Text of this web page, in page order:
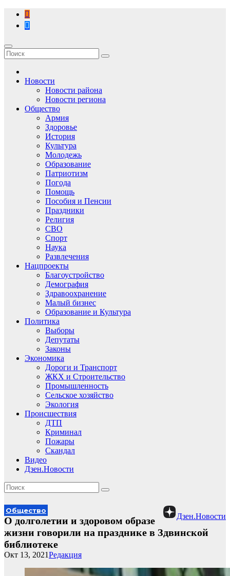
Перейти
содержимому
Новости
Новости района
Новости региона
Общество
Армия
Здоровье
История
Культура
Молодежь
Образование
Патриотизм
Погода
Помощь
Пособия и Пенсии
Праздники
Религия
СВО
Спорт
Наука
Развлечения
Нацпроекты
Благоустройство
Демография
Здравоохранение
Малый бизнес
Образование и Культура
Политика
Выборы
Депутаты
Законы
Экономика
Дороги и Транспорт
ЖКХ и Строительство
Промышленность
Сельское хозяйство
Экология
Происшествия
ДТП
Криминал
Пожары
Скандал
Видео
Дзен.Новости
Дзен.Новости
Общество
О долголетии и здоровом образе
жизни говорили на празднике в Здвинской
библиотеке
Редакция
Окт 13, 2021